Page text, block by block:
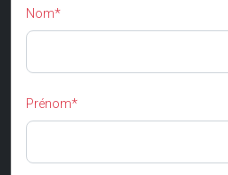
Nom*
Prénom*